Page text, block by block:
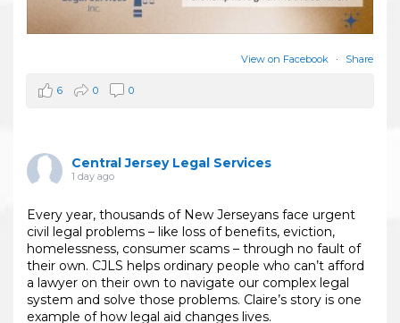
View on Facebook · Share
6 0 0
Central Jersey Legal Services
1 day ago
Every year, thousands of New Jerseyans face urgent
civil legal problems – like loss of benefits, eviction,
homelessness, consumer scams – through no fault of
their own. CJLS helps ordinary people who can’t afford
a lawyer on their own to navigate our complex legal
system and solve those problems. Claire’s story is one
example of how legal aid changes lives.